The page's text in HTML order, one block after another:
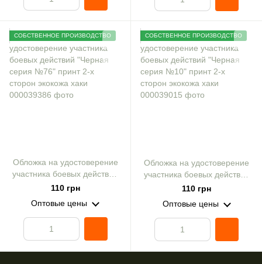
СОБСТВЕННОЕ ПРОИЗВОДСТВО
Обложка на удостоверение
участника боевых действий
"Черная серия №76" принт
110 грн
Оптовые цены
СОБСТВЕННОЕ ПРОИЗВОДСТВО
Обложка на удостоверение
участника боевых действий
"Черная серия №10" принт
110 грн
Оптовые цены